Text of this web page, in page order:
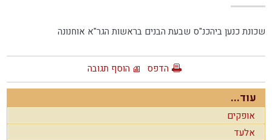
שכונת כנען ביהכנ"ס שבעת הבנים בראשות הגר"א אוחנונה
הדפס הוסף תגובה
עוד...
אופקים
אלעד